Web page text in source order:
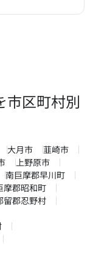
市区町村別
大月市
韮崎市
上野原市
南巨摩郡早川町
摩郡昭和町
留郡忍野村